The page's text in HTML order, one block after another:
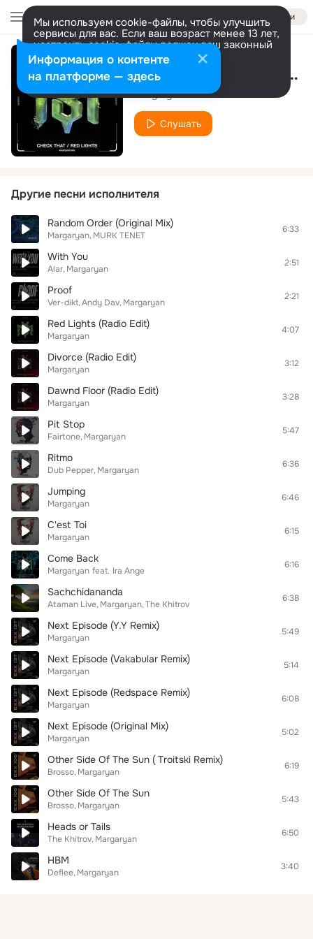
Войти
Мы используем cookie-файлы, чтобы улучшить
сервисы для вас. Если ваш возраст менее 13 лет,
настроить cookie-файлы должен ваш законный
представитель. Больше информации
Разрешить все Настроить Check That (Radio Edit)
Margaryan
Слушать
Другие песни исполнителя
Random Order (Original Mix)
Margaryan MURK TENET
6:33
With You
Alar Margaryan
2:51
Proof
Ver-dikt Andy Dav Margaryan
2:21
Red Lights (Radio Edit)
Margaryan
4:07
Divorce (Radio Edit)
Margaryan
3:12
Dawnd Floor (Radio Edit)
Margaryan
3:28
Pit Stop
Fairtone Margaryan
5:47
Ritmo
Dub Pepper Margaryan
6:36
Jumping
Margaryan
6:46
C'est Toi
Margaryan
6:15
Come Back
Margaryan feat. Ira Ange
6:16
Sachchidananda
Ataman Live Margaryan The Khitrov
6:38
Next Episode (Y.Y Remix)
Margaryan
5:49
Next Episode (Vakabular Remix)
Margaryan
5:14
Next Episode (Redspace Remix)
Margaryan
6:08
Next Episode (Original Mix)
Margaryan
5:02
Other Side Of The Sun ( Troitski Remix)
Brosso Margaryan
6:19
Other Side Of The Sun
Brosso Margaryan
5:43
Heads or Tails
The Khitrov Margaryan
6:50
HBM
Deflee Margaryan
3:40
Информация о контенте
на платформе — здесь